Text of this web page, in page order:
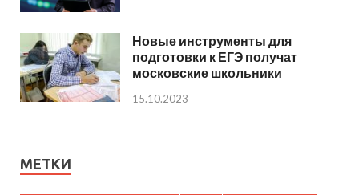
Новые инструменты для
подготовки к ЕГЭ получат
московские школьники
15.10.2023
МЕТКИ